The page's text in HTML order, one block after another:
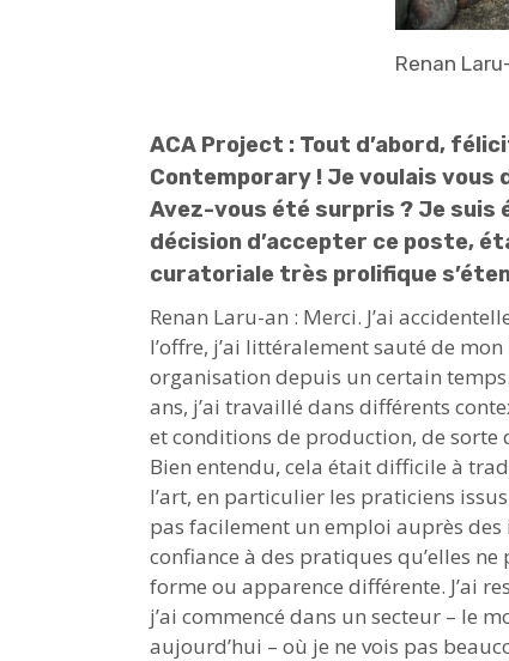
Renan
ACA Project : Tout d’abord,
Contemporary ! Je voulais
Avez-vous été surpris ? Je suis
décision d’accepter ce poste,
curatoriale très prolifique
Renan Laru-an : Merci. J’ai
l’offre, j’ai littéralement sauté de
organisation depuis un certain
ans, j’ai travaillé dans différents
et conditions de production, de sorte
Bien entendu, cela était difficile à
l’art, en particulier les praticiens
pas facilement un emploi auprès
confiance à des pratiques qu’elles
forme ou apparence différente. J’ai
j’ai commencé dans un secteur – le
aujourd’hui – où je ne vois pas